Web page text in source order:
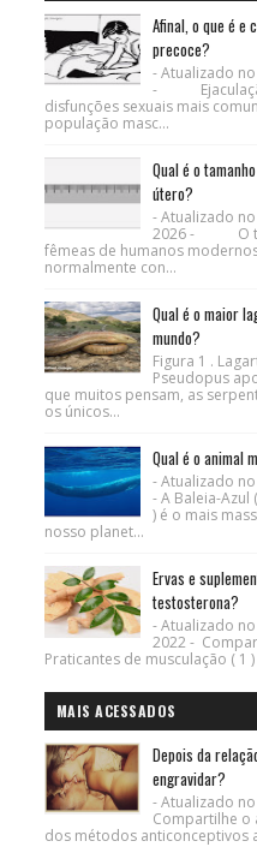
Afinal, o que é e
precoce?
- Atualizado
- Ejaculação
disfunções sexuais mais
população masc...
Qual é o
útero?
- Atualizado
2026 - O
fêmeas de humanos
normalmente con...
Qual é o maior
mundo?
Figura 1 .
Pseudopus
que muitos pensam, as
os únicos...
Qual é o animal
- Atualizado
- A Baleia-
) é o mais
nosso planet...
Ervas e
testosterona?
- Atualizado
2022 -
Praticantes de musculação ( 1 )
MAIS ACESSADOS
Depois da
engravidar?
- Atualizado
Compartilhe
dos métodos anticonceptivos